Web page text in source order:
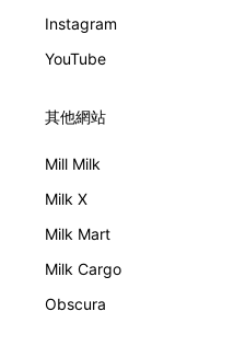
Instagram
YouTube
其他網站
Mill Milk
Milk X
Milk Mart
Milk Cargo
Obscura